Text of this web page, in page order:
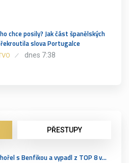
chce posily? Jak část španělských
slova Portugalce
dnes 7:38
PŘESTUPY
s Benfikou a vypadl z TOP 8 v…